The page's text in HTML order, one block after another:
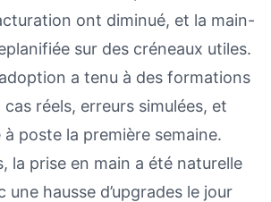
ont diminué, et la main-
sur des créneaux utiles.
a tenu à des formations
réels, erreurs simulées, et
poste la première semaine.
la prise en main a été naturelle
une hausse d’upgrades le jour